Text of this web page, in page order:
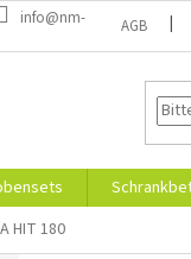
info@nm-
AGB
HIT 180